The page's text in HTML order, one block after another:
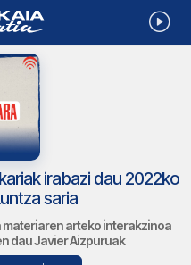
irabazi dau 2022ko
saria
arteko interakzinoa
dau Javier Aizpuruak